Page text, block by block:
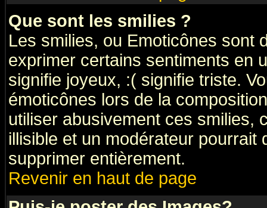
Que sont les smilies ?
Les smilies, ou Emoticônes sont
exprimer certains sentiments en
signifie joyeux, :( signifie triste.
émoticônes lors de la
utiliser abusivement ces smilies,
illisible et un modérateur pourrait
supprimer entièrement.
Revenir en haut de page